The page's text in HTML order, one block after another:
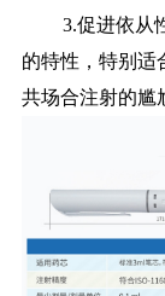
3.促进依从
的特性，特别适
共场合注射的尴